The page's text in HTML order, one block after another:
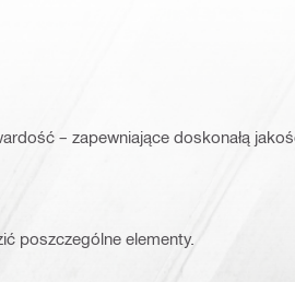
– zapewniające doskonałą
poszczególne elementy.